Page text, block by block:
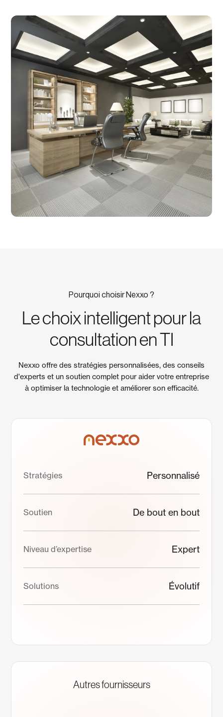
Pourquoi choisir Nexxo ?
Le choix intelligent pour la
consultation en TI
Nexxo offre des stratégies personnalisées, des conseils
d'experts et un soutien complet pour aider votre entreprise
à optimiser la technologie et améliorer son efficacité.
Stratégies Personnalisé
Soutien De bout en bout
Niveau d’expertise Expert
Solutions Évolutif
Autres fournisseurs